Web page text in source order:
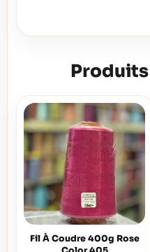
Fil À Coudre 400g Rose